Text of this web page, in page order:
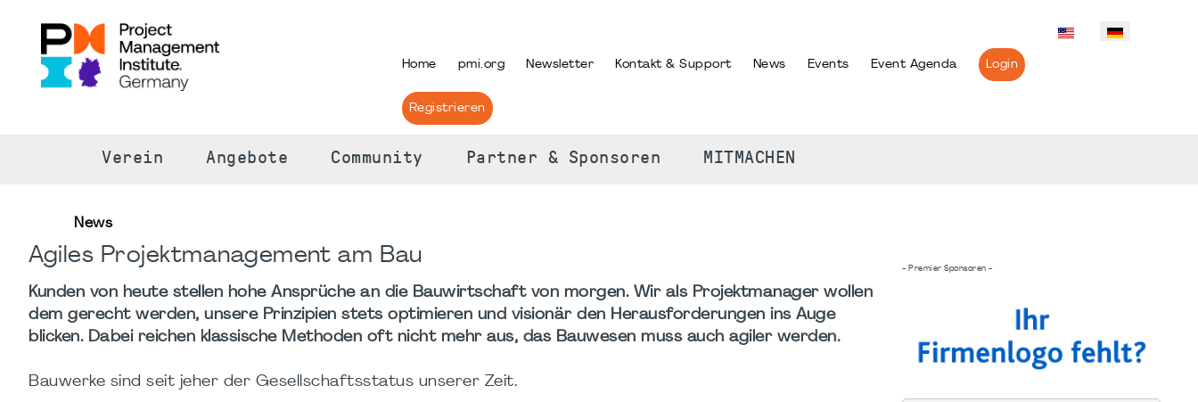
Home pmi.org Newsletter Kontakt & Support News Events Event Agenda Login
Registrieren
Verein Angebote Community Partner & Sponsoren MITMACHEN
News
Agiles Projektmanagement am Bau
Kunden von heute stellen hohe Ansprüche an die Bauwirtschaft von morgen. Wir als Projektmanager wollen
dem gerecht werden, unsere Prinzipien stets optimieren und visionär den Herausforderungen ins Auge
blicken. Dabei reichen klassische Methoden oft nicht mehr aus, das Bauwesen muss auch agiler werden.
Bauwerke sind seit jeher der Gesellschaftsstatus unserer Zeit.
- Premier Sponsoren -